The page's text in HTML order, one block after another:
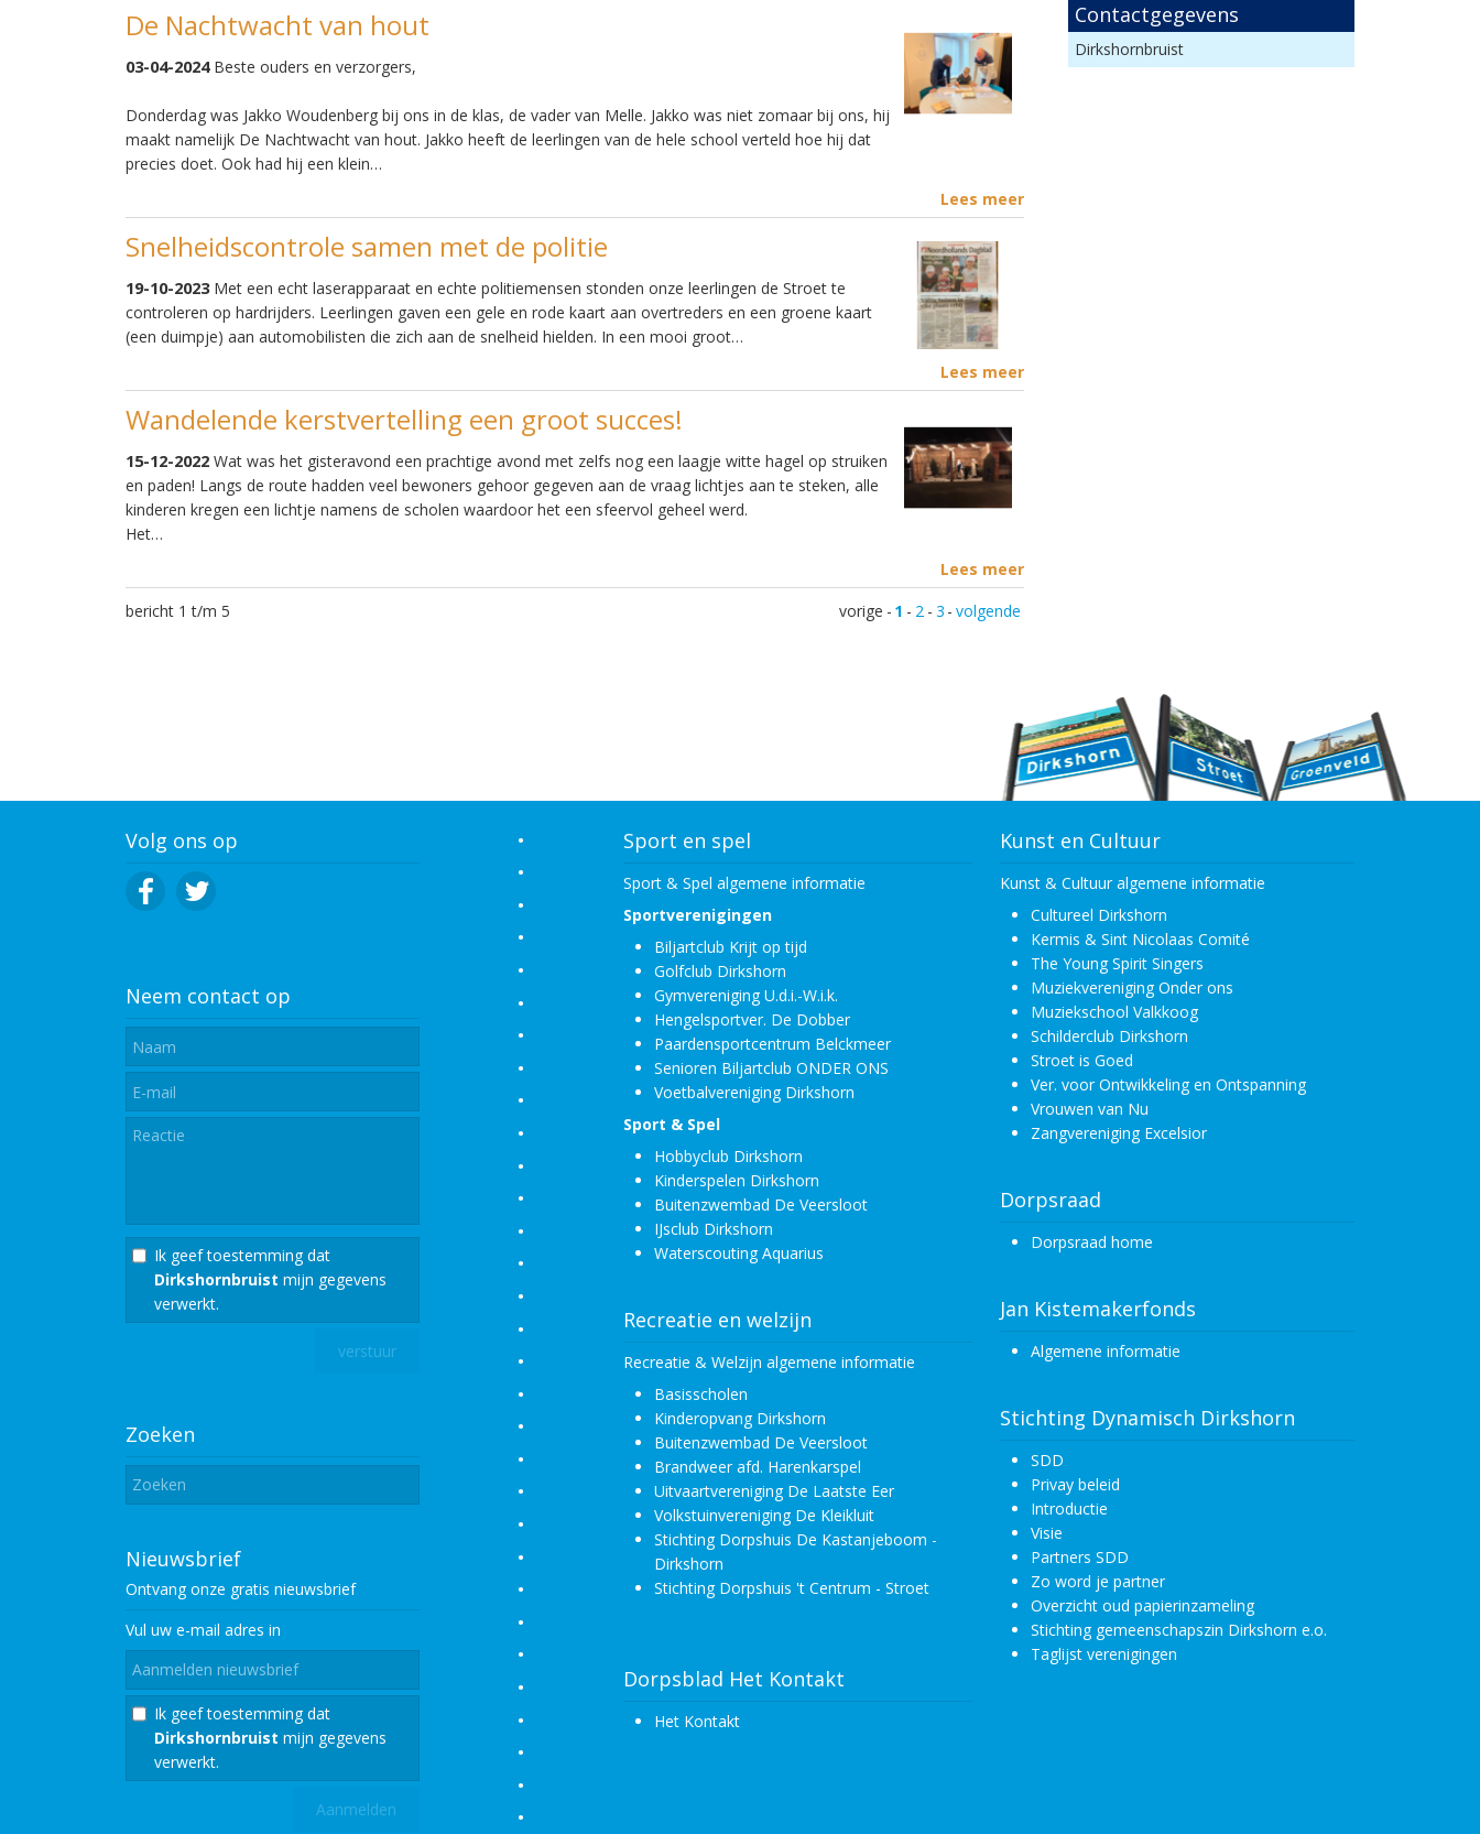
De Nachtwacht van hout
03-04-2024Beste ouders en verzorgers,
Donderdag was Jakko Woudenberg bij ons in de klas, de vader van Melle. Jakko was niet zomaar bij ons, hij
maakt namelijk De Nachtwacht van hout. Jakko heeft de leerlingen van de hele school verteld hoe hij dat
precies doet. Ook had hij een klein…
Lees meer
Snelheidscontrole samen met de politie
19-10-2023Met een echt laserapparaat en echte politiemensen stonden onze leerlingen de Stroet te
controleren op hardrijders. Leerlingen gaven een gele en rode kaart aan overtreders en een groene kaart
(een duimpje) aan automobilisten die zich aan de snelheid hielden. In een mooi groot…
Lees meer
Wandelende kerstvertelling een groot succes!
15-12-2022 Wat was het gisteravond een prachtige avond met zelfs nog een laagje witte hagel op struiken
en paden! Langs de route hadden veel bewoners gehoor gegeven aan de vraag lichtjes aan te steken, alle
kinderen kregen een lichtje namens de scholen waardoor het een sfeervol geheel werd.
Het…
Lees meer
bericht 1 t/m 5
vorige - 1 - 2 - 3 - volgende
Contactgegevens
Dirkshornbruist
Volg ons op
Neem contact op
Ik geef toestemming dat
Dirkshornbruist mijn gegevens
verwerkt.
Zoeken
Nieuwsbrief
Ontvang onze gratis nieuwsbrief
Vul uw e-mail adres in
Ik geef toestemming dat
Dirkshornbruist mijn gegevens
verwerkt.
•
•
•
•
•
•
•
•
•
•
•
•
•
•
•
•
•
•
•
•
•
•
•
•
•
•
•
•
•
•
•
Sport en spel
Sport & Spel algemene informatie
Sportverenigingen
Biljartclub Krijt op tijd
Golfclub Dirkshorn
Gymvereniging U.d.i.-W.i.k.
Hengelsportver. De Dobber
Paardensportcentrum Belckmeer
Senioren Biljartclub ONDER ONS
Voetbalvereniging Dirkshorn
Sport & Spel
Hobbyclub Dirkshorn
Kinderspelen Dirkshorn
Buitenzwembad De Veersloot
IJsclub Dirkshorn
Waterscouting Aquarius
Recreatie en welzijn
Recreatie & Welzijn algemene informatie
Basisscholen
Kinderopvang Dirkshorn
Buitenzwembad De Veersloot
Brandweer afd. Harenkarspel
Uitvaartvereniging De Laatste Eer
Volkstuinvereniging De Kleikluit
Stichting Dorpshuis De Kastanjeboom -
Dirkshorn
Stichting Dorpshuis 't Centrum - Stroet
Dorpsblad Het Kontakt
Het Kontakt
Kunst en Cultuur
Kunst & Cultuur algemene informatie
Cultureel Dirkshorn
Kermis & Sint Nicolaas Comité
The Young Spirit Singers
Muziekvereniging Onder ons
Muziekschool Valkkoog
Schilderclub Dirkshorn
Stroet is Goed
Ver. voor Ontwikkeling en Ontspanning
Vrouwen van Nu
Zangvereniging Excelsior
Dorpsraad
Dorpsraad home
Jan Kistemakerfonds
Algemene informatie
Stichting Dynamisch Dirkshorn
SDD
Privay beleid
Introductie
Visie
Partners SDD
Zo word je partner
Overzicht oud papierinzameling
Stichting gemeenschapszin Dirkshorn e.o.
Taglijst verenigingen